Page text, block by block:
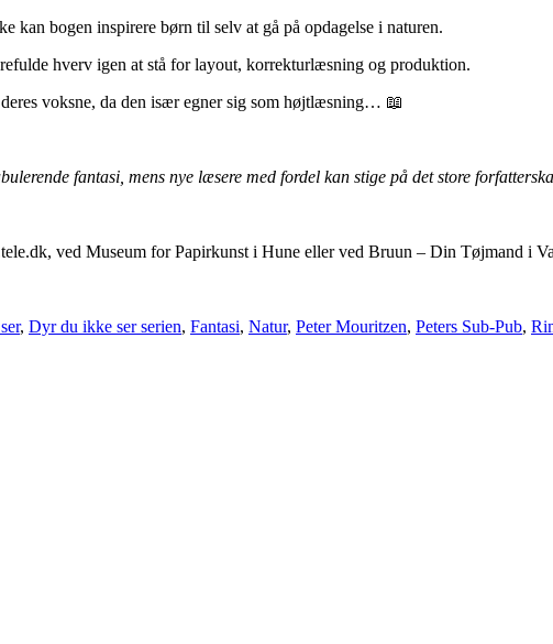
kan bogen inspirere børn til selv at gå på opdagelse i naturen.
hverv igen at stå for layout, korrekturlæsning og produktion.
voksne, da den især egner sig som højtlæsning… 📖
fantasi, mens nye læsere med fordel kan stige på det store
ved Museum for Papirkunst i Hune eller ved Bruun – Din Tøjmand i
, Dyr du ikke ser serien, Fantasi, Natur, Peter Mouritzen, Peters Sub-Pub,